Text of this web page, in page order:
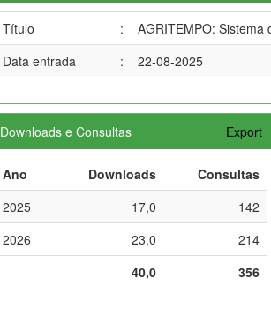
Título :
AGRITEMPO:
Data entrada
: 22-08-2025
Downloads e Consultas Export
Ano Downloads
Consultas
2025
17,0
142
2026
23,0
214
40,0
356